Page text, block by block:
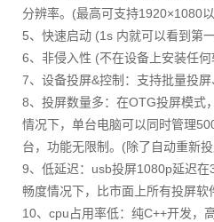
分辨率。(最高可支持1920×1080
5、快速启动 (1s 内就可以看到第
6、非侵入性 (不在设备上安装任何
7、设备投屏&控制：支持批量投
8、投屏数量多：在OTG投屏模式
情况下，单台电脑可以同时管理
台，功能无限制。(除了自动重新
9、低延迟：usb投屏1080p延迟
畅度情况下，比市面上所有投屏软
10、cpu占用率低：纯C++开发，